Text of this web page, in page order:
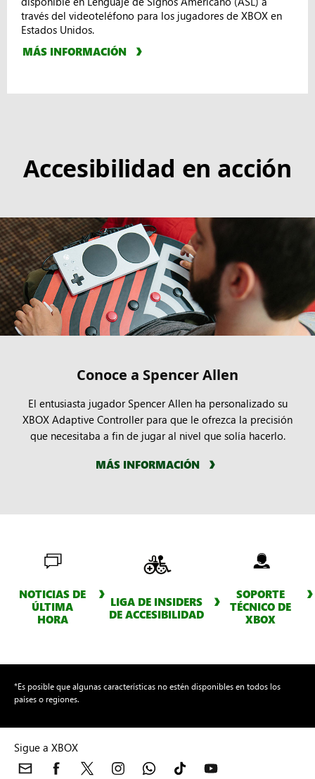
través del videoteléfono para los jugadores de XBOX en
Estados Unidos.
MÁS INFORMACIÓN
Accesibilidad en acción
Conoce a Spencer Allen
El entusiasta jugador Spencer Allen ha personalizado su
XBOX Adaptive Controller para que le ofrezca la precisión
que necesitaba a fin de jugar al nivel que solía hacerlo.
MÁS INFORMACIÓN
NOTICIAS DE
ÚLTIMA
HORA
LIGA DE INSIDERS
DE ACCESIBILIDAD
SOPORTE
TÉCNICO DE
XBOX
*Es posible que algunas características no estén disponibles en todos los
países o regiones.
Sigue a XBOX